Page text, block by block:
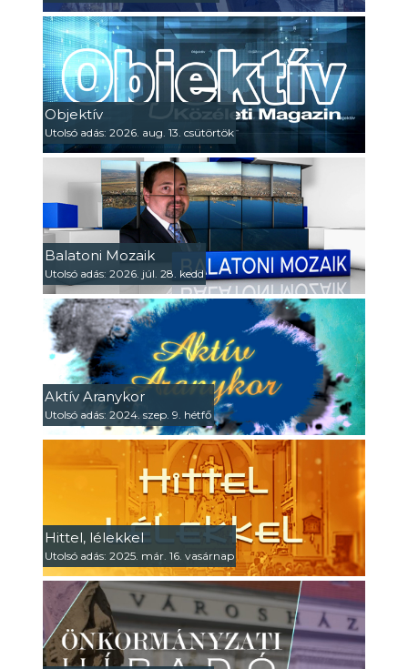
Objektív
Utolsó adás: 2026. aug. 13. csütörtök
Balatoni Mozaik
Utolsó adás: 2026. júl. 28. kedd
Aktív Aranykor
Utolsó adás: 2024. szep. 9. hétfő
Hittel, lélekkel
Utolsó adás: 2025. már. 16. vasárnap